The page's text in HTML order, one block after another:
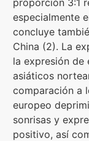
proporción 3:1
especialmente
concluye
China (2). La
la expresión de
asiáticos
comparación a
europeo
sonrisas y
positivo, así